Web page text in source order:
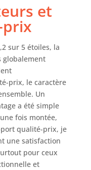
ET À
de la
manger est
aux
Le
en
rend
lisse et
nettoyer. Il
l'essuyer
chiffon
et
sur 5 étoiles, la
globalement
prix, le caractère
Un
a été simple
fois montée,
qualité-prix, je
une satisfaction
pour ceux
et